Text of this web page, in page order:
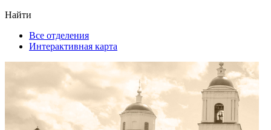
Найти
Все отделения
Интерактивная карта